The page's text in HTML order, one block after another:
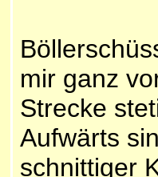
B
mir ganz
Strecke
Aufwärts
schnittiger